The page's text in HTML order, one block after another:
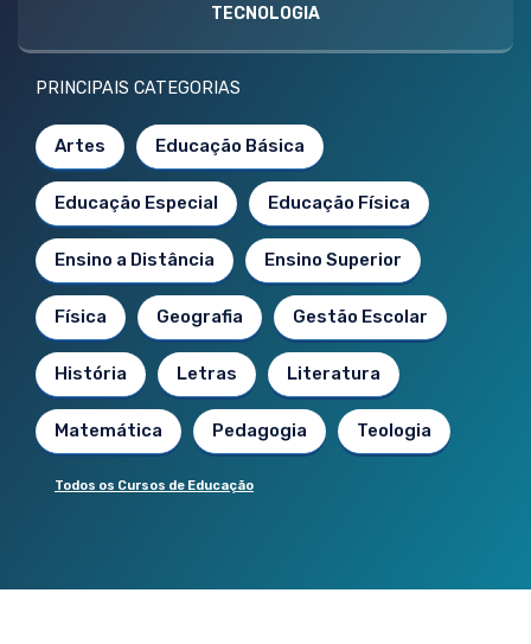
TECNOLOGIA
PRINCIPAIS CATEGORIAS
Artes Educação Básica
Educação Especial Educação Física
Ensino a Distância Ensino Superior
Física Geografia Gestão Escolar
História Letras Literatura
Matemática Pedagogia Teologia
Todos os Cursos de Educação